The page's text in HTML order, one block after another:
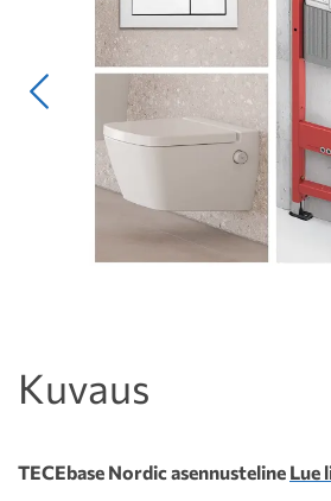
Edellinen
Kuvaus
TECEbase Nordic asennusteline Lue